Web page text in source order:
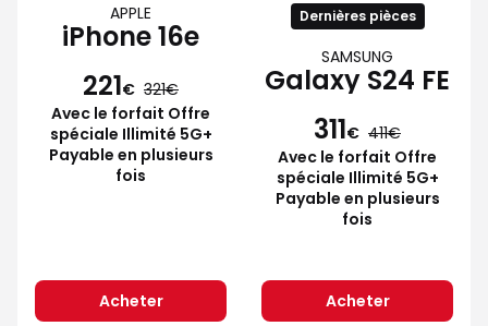
APPLE
iPhone 16e
221€ 321
Avec le forfait Offre
spéciale Illimité 5G+
Payable en plusieurs
fois
Acheter
Dernières pièces
SAMSUNG
Galaxy S24 FE
311€ 411
Avec le forfait Offre
spéciale Illimité 5G+
Payable en plusieurs
fois
Acheter